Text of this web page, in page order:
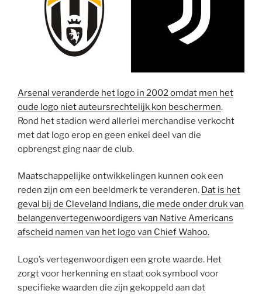
Arsenal veranderde het logo in 2002 omdat men het
oude logo niet auteursrechtelijk kon beschermen.
Rond het stadion werd allerlei merchandise verkocht
met dat logo erop en geen enkel deel van die
opbrengst ging naar de club.
Maatschappelijke ontwikkelingen kunnen ook een
reden zijn om een beeldmerk te veranderen. Dat is het
geval bij de Cleveland Indians, die mede onder druk van
belangenvertegenwoordigers van Native Americans
afscheid namen van het logo van Chief Wahoo.
Logo’s vertegenwoordigen een grote waarde. Het
zorgt voor herkenning en staat ook symbool voor
specifieke waarden die zijn gekoppeld aan dat